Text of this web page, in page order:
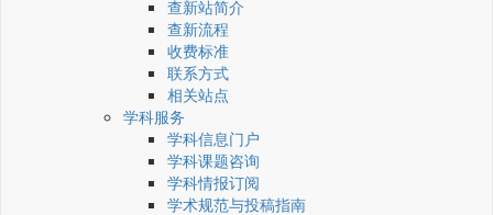
查新站简介
查新流程
收费标准
联系方式
相关站点
学科服务
学科信息门户
学科课题咨询
学科情报订阅
学术规范与投稿指南